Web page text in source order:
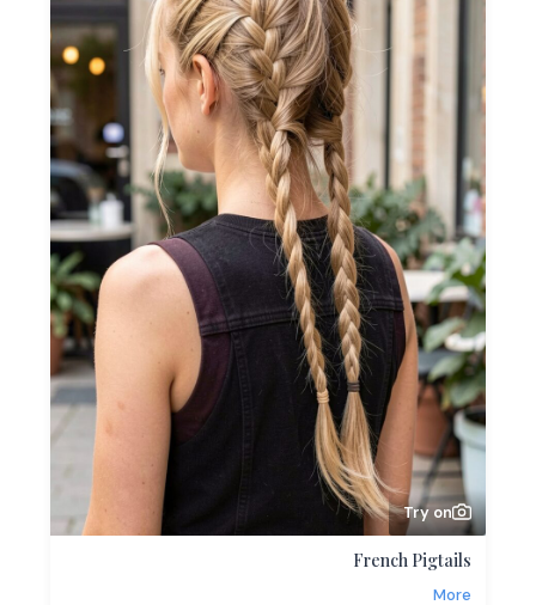
Try on
French Pigtails
More